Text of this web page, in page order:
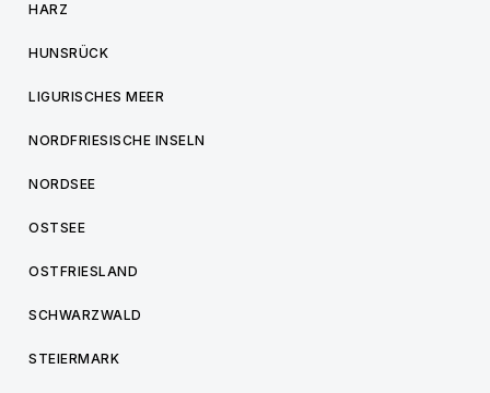
HARZ
HUNSRÜCK
LIGURISCHES MEER
NORDFRIESISCHE INSELN
NORDSEE
OSTSEE
OSTFRIESLAND
SCHWARZWALD
STEIERMARK